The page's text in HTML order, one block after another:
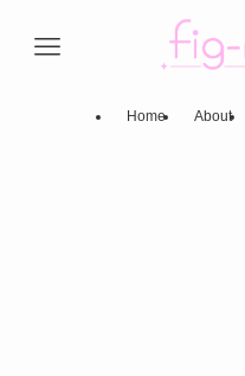
Home About